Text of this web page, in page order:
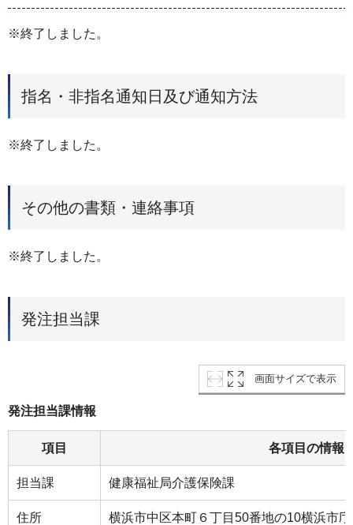
※終了しました。
指名・非指名通知日及び通知方法
※終了しました。
その他の書類・連絡事項
※終了しました。
発注担当課
画面サイズで表示
発注担当課情報
項目 各項目の情報
担当課 健康福祉局介護保険課
住所 横浜市中区本町６丁目50番地の10横浜市